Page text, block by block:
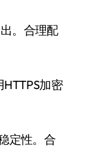
。合理配
加密
定性。合